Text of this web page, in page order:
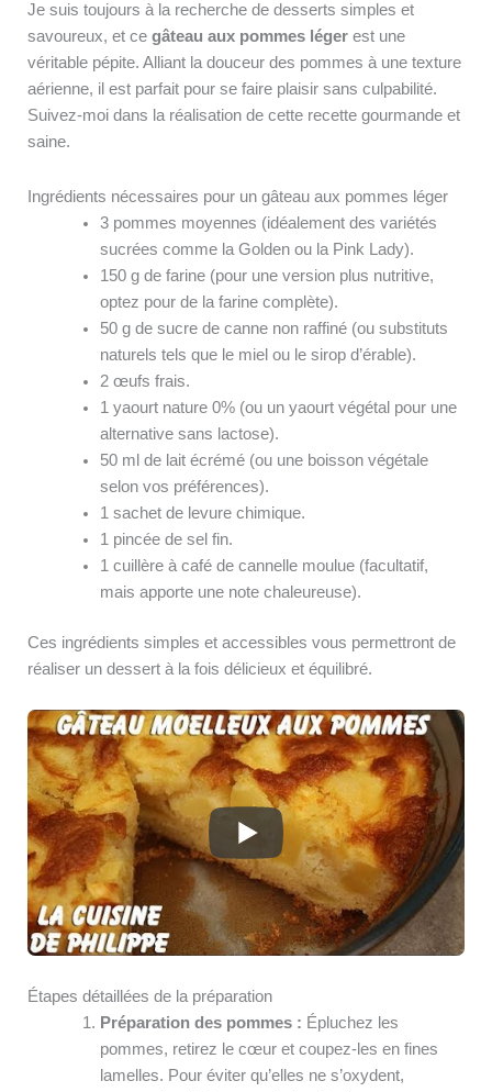
Je suis toujours à la recherche de desserts simples et
savoureux, et ce gâteau aux pommes léger est une
véritable pépite. Alliant la douceur des pommes à une texture
aérienne, il est parfait pour se faire plaisir sans culpabilité.
Suivez-moi dans la réalisation de cette recette gourmande et
saine.
Ingrédients nécessaires pour un gâteau aux pommes léger
3 pommes moyennes (idéalement des variétés
sucrées comme la Golden ou la Pink Lady).
150 g de farine (pour une version plus nutritive,
optez pour de la farine complète).
50 g de sucre de canne non raffiné (ou substituts
naturels tels que le miel ou le sirop d’érable).
2 œufs frais.
1 yaourt nature 0% (ou un yaourt végétal pour une
alternative sans lactose).
50 ml de lait écrémé (ou une boisson végétale
selon vos préférences).
1 sachet de levure chimique.
1 pincée de sel fin.
1 cuillère à café de cannelle moulue (facultatif,
mais apporte une note chaleureuse).
Ces ingrédients simples et accessibles vous permettront de
réaliser un dessert à la fois délicieux et équilibré.
Étapes détaillées de la préparation
Préparation des pommes : Épluchez les
pommes, retirez le cœur et coupez-les en fines
lamelles. Pour éviter qu’elles ne s’oxydent,